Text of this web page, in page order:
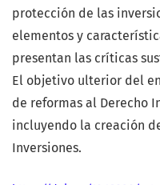
protección de las
elementos y
presentan las críticas
El objetivo ulterior del
de reformas al Derecho
incluyendo la creación
Inversiones.